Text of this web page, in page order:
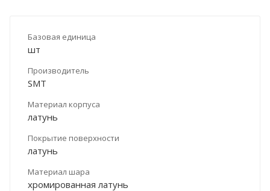
Базовая единица
шт
Производитель
SMT
Материал корпуса
латунь
Покрытие поверхности
латунь
Материал шара
хромированная латунь